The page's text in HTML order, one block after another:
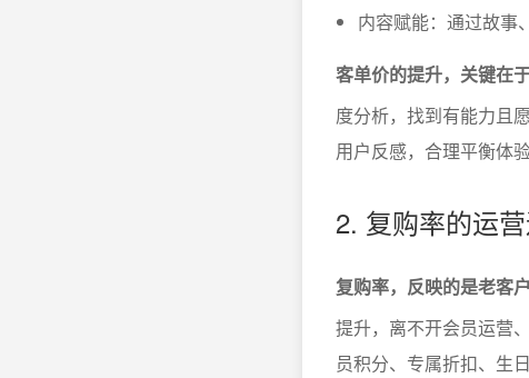
内容赋能：通过故事
客单价的提升，关键在
度分析，找到有能力且
用户反感，合理平衡体
2. 复购率的运
复购率，反映的是老客
提升，离不开会员运营
员积分、专属折扣、生